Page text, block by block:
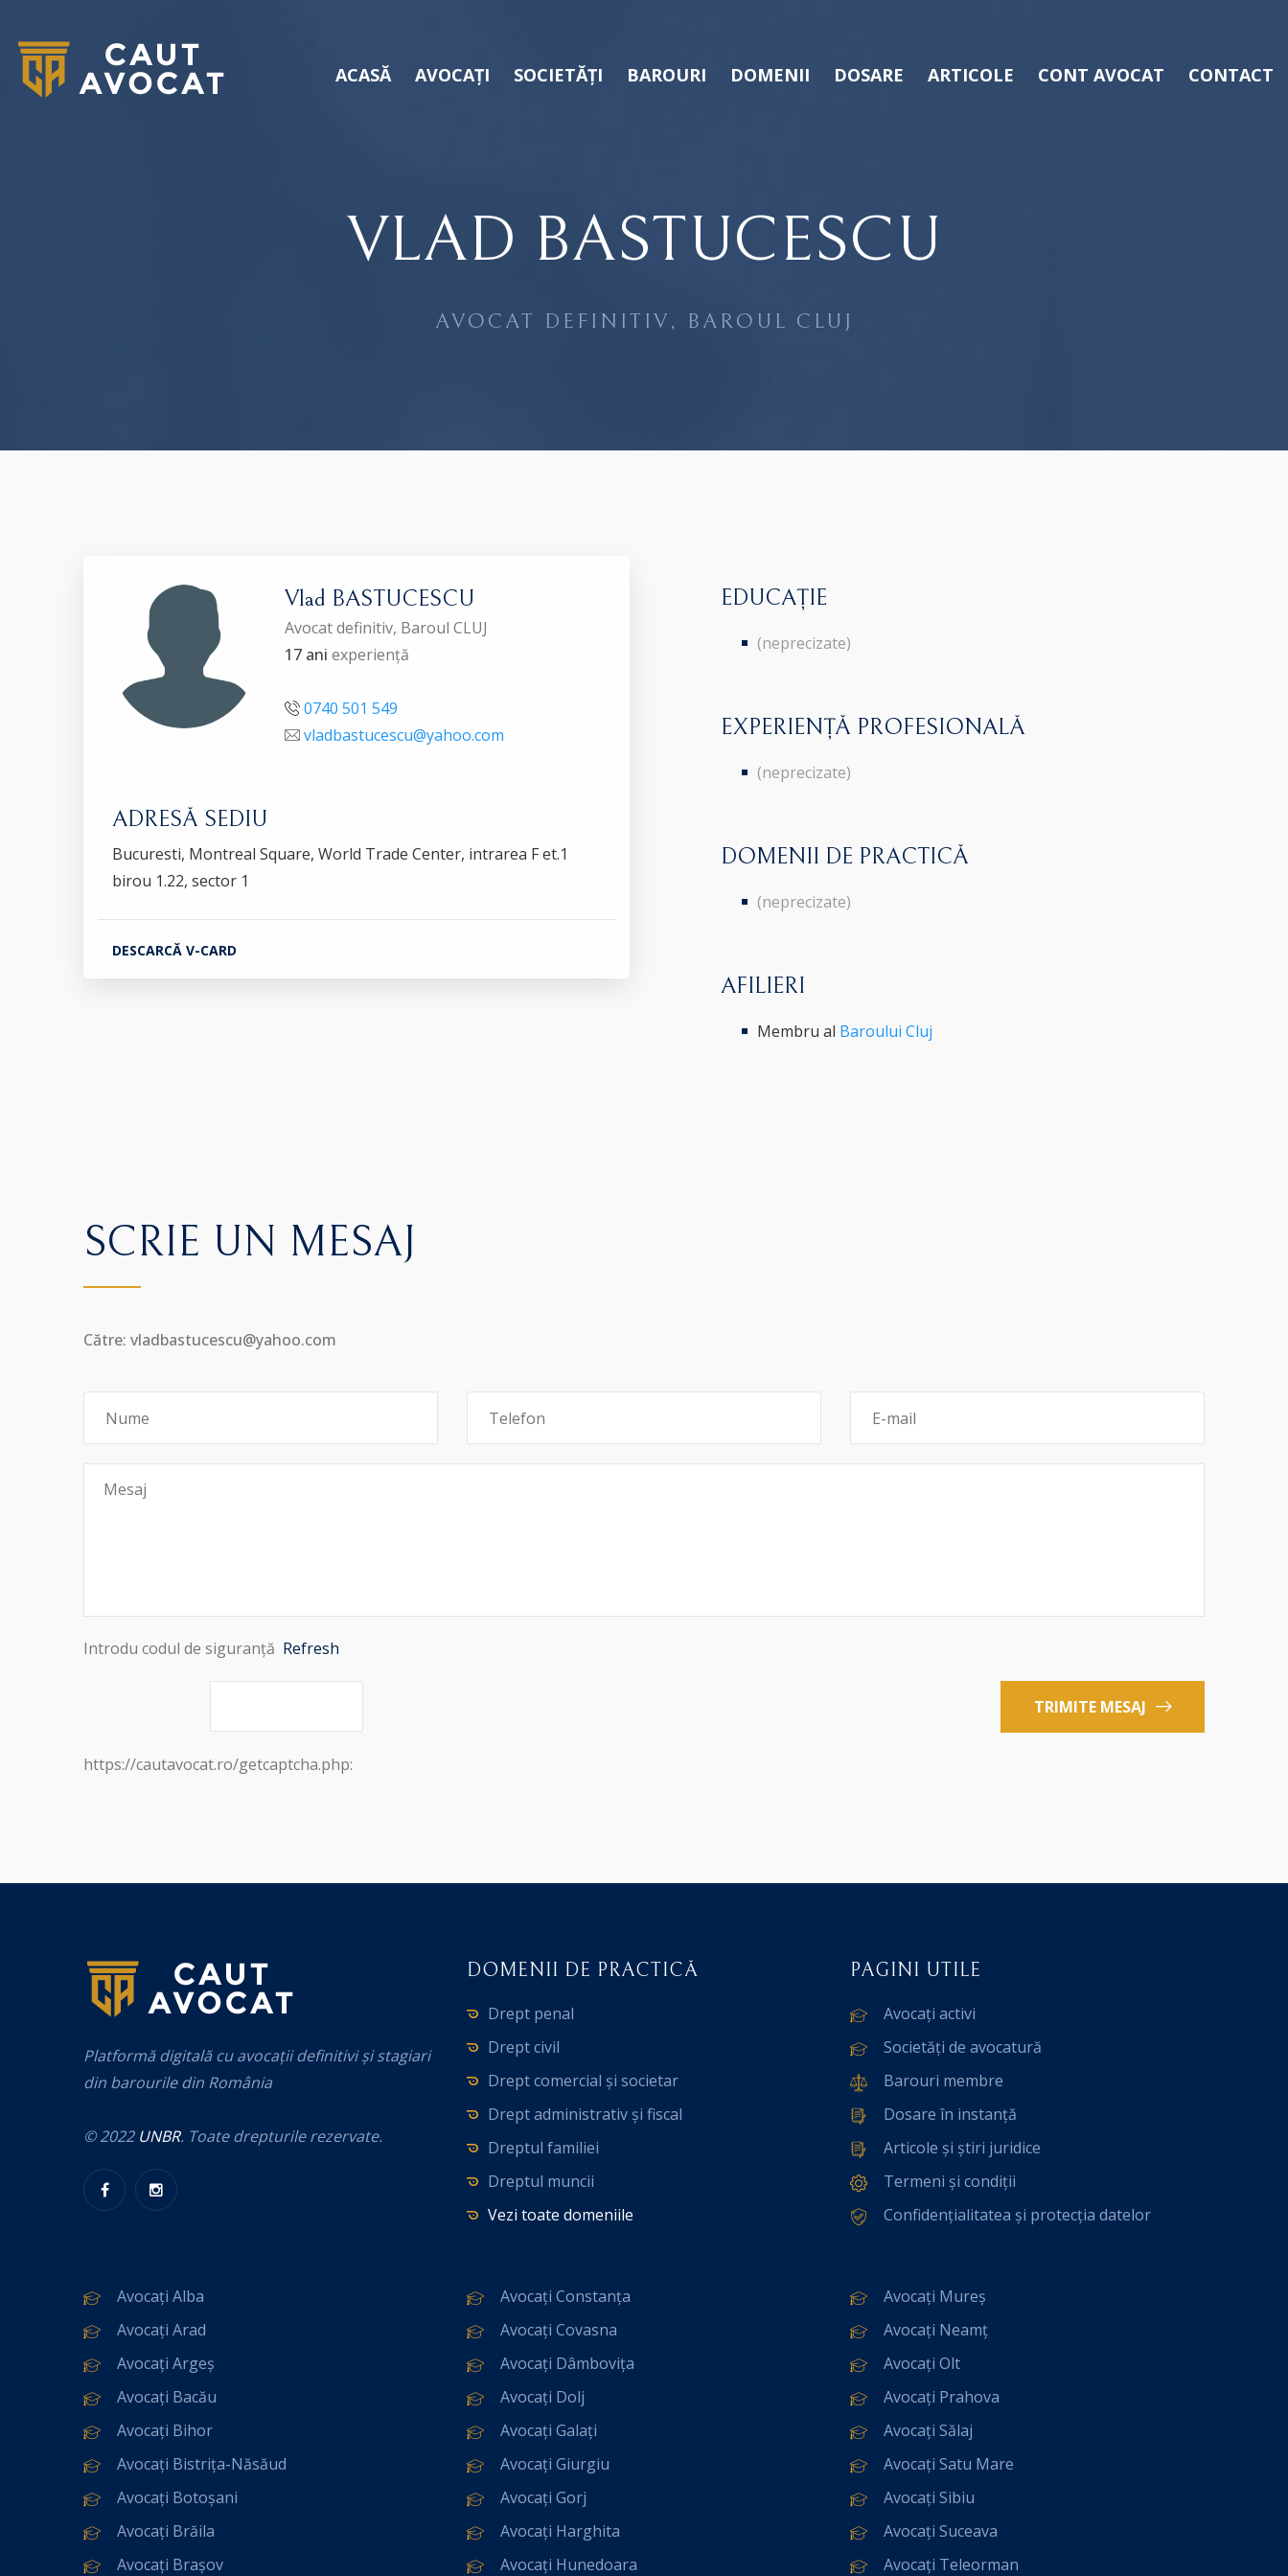
ACASĂ AVOCAȚI SOCIETĂȚI BAROURI DOMENII DOSARE ARTICOLE CONT AVOCAT CONTACT
VLAD BASTUCESCU
AVOCAT DEFINITIV, BAROUL CLUJ
Vlad BASTUCESCU
Avocat definitiv, Baroul CLUJ
17 ani experiență
0740 501 549
vladbastucescu@yahoo.com
ADRESĂ SEDIU
Bucuresti, Montreal Square, World Trade Center, intrarea F et.1
birou 1.22, sector 1
DESCARCĂ V-CARD
EDUCAȚIE
(neprecizate)
EXPERIENȚĂ PROFESIONALĂ
(neprecizate)
DOMENII DE PRACTICĂ
(neprecizate)
AFILIERI
Membru al Baroului Cluj
SCRIE UN MESAJ
Către: vladbastucescu@yahoo.com
Introdu codul de siguranță Refresh
TRIMITE MESAJ
https://cautavocat.ro/getcaptcha.php:
Platformă digitală cu avocații definitivi și stagiari
din barourile din România
© 2022 UNBR. Toate drepturile rezervate.
DOMENII DE PRACTICĂ
Drept penal
Drept civil
Drept comercial și societar
Drept administrativ și fiscal
Dreptul familiei
Dreptul muncii
Vezi toate domeniile
PAGINI UTILE
Avocați activi
Societăți de avocatură
Barouri membre
Dosare în instanță
Articole și știri juridice
Termeni și condiții
Confidențialitatea și protecția datelor
Avocați Alba
Avocați Arad
Avocați Argeș
Avocați Bacău
Avocați Bihor
Avocați Bistrița-Năsăud
Avocați Botoșani
Avocați Brăila
Avocați Brașov
Avocați Constanța
Avocați Covasna
Avocați Dâmbovița
Avocați Dolj
Avocați Galați
Avocați Giurgiu
Avocați Gorj
Avocați Harghita
Avocați Hunedoara
Avocați Mureș
Avocați Neamț
Avocați Olt
Avocați Prahova
Avocați Sălaj
Avocați Satu Mare
Avocați Sibiu
Avocați Suceava
Avocați Teleorman